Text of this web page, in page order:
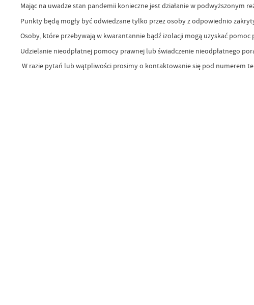
Mając na uwadze stan pandemii konieczne jest działanie w
Punkty będą mogły być odwiedzane tylko przez osoby z odpowiednio
Osoby, które przebywają w kwarantannie bądź izolacji mogą uzyskać
Udzielanie nieodpłatnej pomocy prawnej lub świadczenie nieodpłatnego
W razie pytań lub wątpliwości prosimy o kontaktowanie się pod numerem